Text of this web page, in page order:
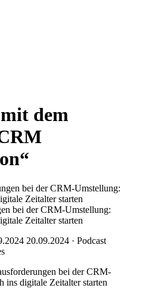
dem
bei der CRM-Umstellung:
Zeitalter starten
20.09.2024 · Podcast
bei der CRM-
ins digitale Zeitalter starten